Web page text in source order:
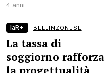
4 anni
laR+ BELLINZONESE
La tassa di
soggiorno rafforza